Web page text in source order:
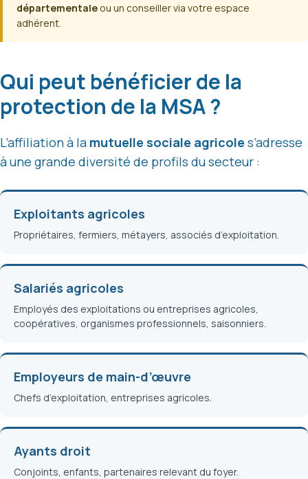
départementale ou un conseiller via votre espace
adhérent.
Qui peut bénéficier de la
protection de la MSA ?
L’affiliation à la mutuelle sociale agricole s’adresse
à une grande diversité de profils du secteur :
Exploitants agricoles
Propriétaires, fermiers, métayers, associés d’exploitation.
Salariés agricoles
Employés des exploitations ou entreprises agricoles,
coopératives, organismes professionnels, saisonniers.
Employeurs de main-d’œuvre
Chefs d’exploitation, entreprises agricoles.
Ayants droit
Conjoints, enfants, partenaires relevant du foyer.